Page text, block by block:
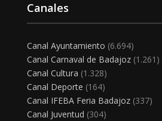
Canales
Canal Ayuntamiento (6.694)
Canal Carnaval de Badajoz(1.261)
Canal Cultura (1.328)
Canal Deporte (164)
Canal IFEBA Feria Badajoz(337)
Canal Juventud (304)